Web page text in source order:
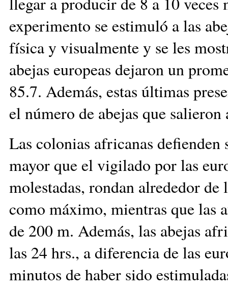
experimento se estimuló a las
física y visualmente y se les
abejas europeas dejaron un
85.7. Además, estas últimas
el número de abejas que
Las colonias africanas
mayor que el vigilado por las
molestadas, rondan alrededor
como máximo, mientras que las
de 200 m. Además, las abejas
las 24 hrs., a diferencia de las
minutos de haber sido